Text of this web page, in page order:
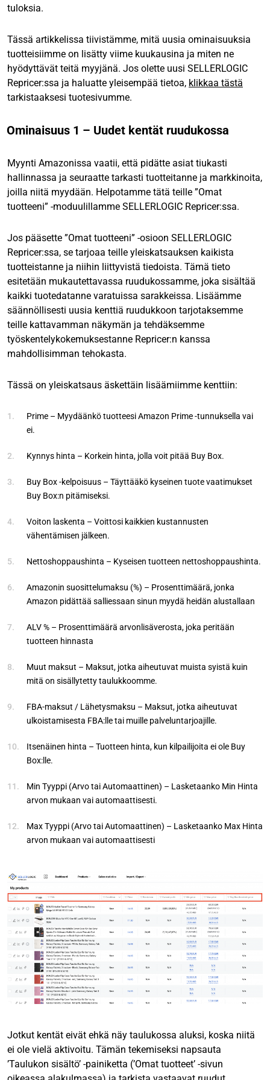
tuloksia.
Tässä artikkelissa tiivistämme, mitä uusia ominaisuuksia
tuotteisiimme on lisätty viime kuukausina ja miten ne
hyödyttävät teitä myyjänä. Jos olette uusi SELLERLOGIC
Repricer:ssa ja haluatte yleisempää tietoa, klikkaa tästä
tarkistaaksesi tuotesivumme.
Ominaisuus 1 – Uudet kentät ruudukossa
Myynti Amazonissa vaatii, että pidätte asiat tiukasti
hallinnassa ja seuraatte tarkasti tuotteitanne ja markkinoita,
joilla niitä myydään. Helpotamme tätä teille ”Omat
tuotteeni” -moduulillamme SELLERLOGIC Repricer:ssa.
Jos pääsette ”Omat tuotteeni” -osioon SELLERLOGIC
Repricer:ssa, se tarjoaa teille yleiskatsauksen kaikista
tuotteistanne ja niihin liittyvistä tiedoista. Tämä tieto
esitetään mukautettavassa ruudukossamme, joka sisältää
kaikki tuotedatanne varatuissa sarakkeissa. Lisäämme
säännöllisesti uusia kenttiä ruudukkoon tarjotaksemme
teille kattavamman näkymän ja tehdäksemme
työskentelykokemuksestanne Repricer:n kanssa
mahdollisimman tehokasta.
Tässä on yleiskatsaus äskettäin lisäämiimme kenttiin:
Prime – Myydäänkö tuotteesi Amazon Prime -tunnuksella vai
ei.
Kynnys hinta – Korkein hinta, jolla voit pitää Buy Box.
Buy Box -kelpoisuus – Täyttääkö kyseinen tuote vaatimukset
Buy Box:n pitämiseksi.
Voiton laskenta – Voittosi kaikkien kustannusten
vähentämisen jälkeen.
Nettoshoppaushinta – Kyseisen tuotteen nettoshoppaushinta.
Amazonin suosittelumaksu (%) – Prosenttimäärä, jonka
Amazon pidättää salliessaan sinun myydä heidän alustallaan
ALV % – Prosenttimäärä arvonlisäverosta, joka peritään
tuotteen hinnasta
Muut maksut – Maksut, jotka aiheutuvat muista syistä kuin
mitä on sisällytetty taulukkoomme.
FBA-maksut / Lähetysmaksu – Maksut, jotka aiheutuvat
ulkoistamisesta FBA:lle tai muille palveluntarjoajille.
Itsenäinen hinta – Tuotteen hinta, kun kilpailijoita ei ole Buy
Box:lle.
Min Tyyppi (Arvo tai Automaattinen) – Lasketaanko Min Hinta
arvon mukaan vai automaattisesti.
Max Tyyppi (Arvo tai Automaattinen) – Lasketaanko Max Hinta
arvon mukaan vai automaattisesti
Jotkut kentät eivät ehkä näy taulukossa aluksi, koska niitä
ei ole vielä aktivoitu. Tämän tekemiseksi napsauta
’Taulukon sisältö’ -painiketta (’Omat tuotteet’ -sivun